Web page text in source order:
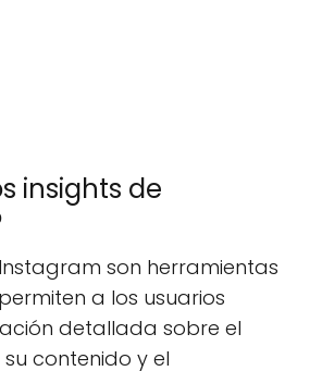
insights de
son herramientas
a los usuarios
detallada sobre el
contenido y el